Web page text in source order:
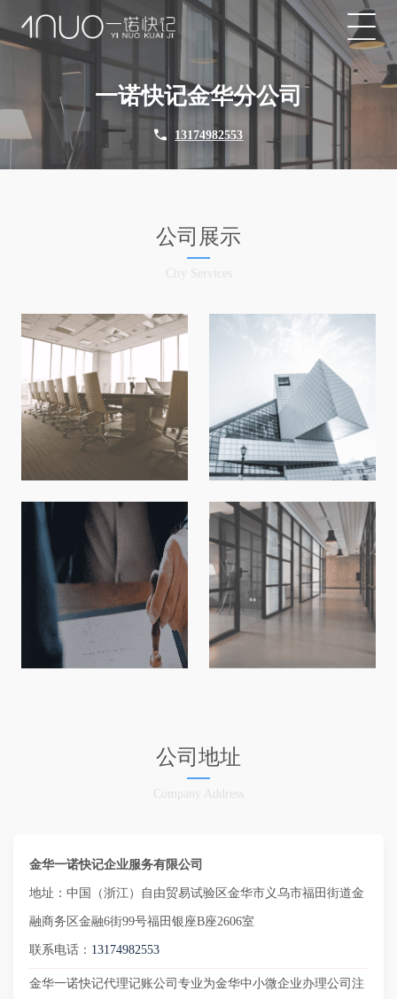
一诺快记金华分公司
13174982553
公司展示
City Services
公司地址
Company Address
金华一诺快记企业服务有限公司
地址：中国（浙江）自由贸易试验区金华市义乌市福田街道金
融商务区金融6街99号福田银座B座2606室
联系电话： 13174982553
金华一诺快记代理记账公司专业为金华中小微企业办理公司注